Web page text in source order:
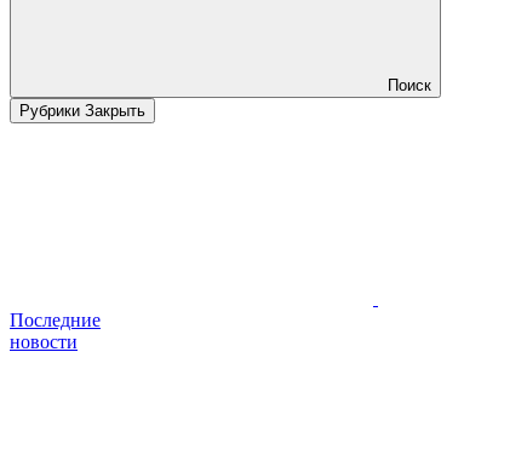
Поиск
Рубрики Закрыть
Последние
новости